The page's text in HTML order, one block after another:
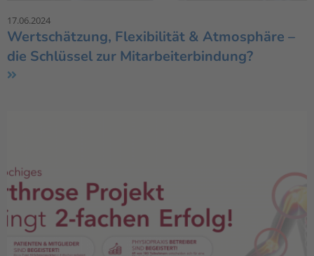
17.06.2024
Wertschätzung, Flexibilität & Atmosphäre –
die Schlüssel zur Mitarbeiterbindung?